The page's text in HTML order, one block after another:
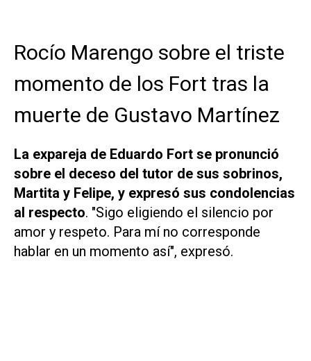
Rocío Marengo sobre el triste
momento de los Fort tras la
muerte de Gustavo Martínez
La expareja de Eduardo Fort se pronunció
sobre el deceso del tutor de sus sobrinos,
Martita y Felipe, y expresó sus condolencias
al respecto. "Sigo eligiendo el silencio por
amor y respeto. Para mí no corresponde
hablar en un momento así", expresó.